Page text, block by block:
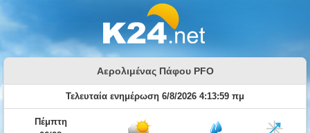
Αερολιμένας Πάφου PFO
Τελευταία ενημέρωση 6/8/2026 4:13:59 πμ
Πέμπτη